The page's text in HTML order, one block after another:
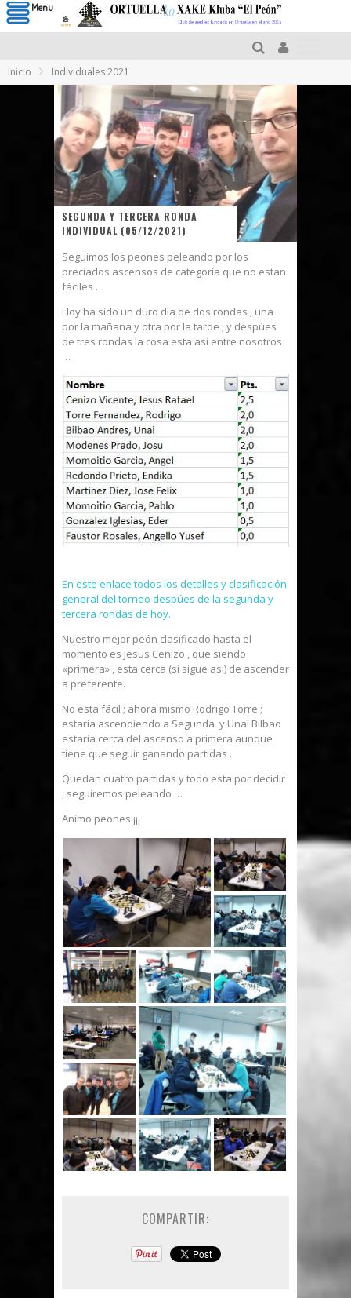
Inicio Individuales 2021
SEGUNDA Y TERCERA RONDA
INDIVIDUAL (05/12/2021)
Seguimos los peones peleando por los
preciados ascensos de categoría que no estan
fáciles …
Hoy ha sido un duro día de dos rondas ; una
por la mañana y otra por la tarde ; y despúes
de tres rondas la cosa esta asi entre nosotros
…
En este enlace todos los detalles y clasificación
general del torneo despúes de la segunda y
tercera rondas de hoy.
Nuestro mejor peón clasificado hasta el
momento es Jesus Cenizo , que siendo
«primera» , esta cerca (si sigue asi) de ascender
a preferente.
No esta fácil ; ahora mismo Rodrigo Torre ;
estaría ascendiendo a Segunda y Unai Bilbao
estaria cerca del ascenso a primera aunque
tiene que seguir ganando partidas .
Quedan cuatro partidas y todo esta por decidir
, seguiremos peleando …
Animo peones ¡¡¡
COMPARTIR:
Menu